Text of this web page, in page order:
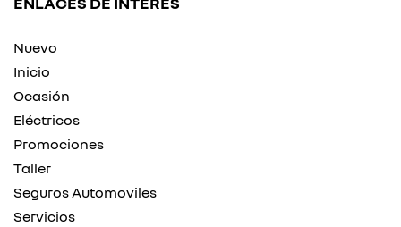
Nuevo
Inicio
Ocasión
Eléctricos
Promociones
Taller
Seguros Automoviles
Servicios